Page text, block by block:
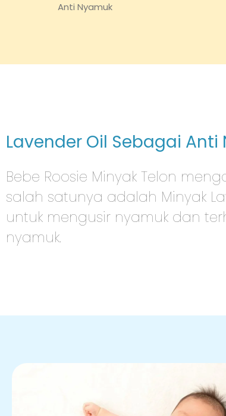
Anti Nyamuk
Lavender Oil Sebagai Anti
Bebe Roosie Minyak Telon
salah satunya adalah Minyak
untuk mengusir nyamuk dan
nyamuk.